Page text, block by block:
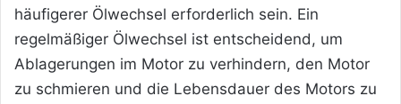
häufigerer Ölwechsel erforderlich sein. Ein
regelmäßiger Ölwechsel ist entscheidend, um
Ablagerungen im Motor zu verhindern, den Motor
zu schmieren und die Lebensdauer des Motors zu